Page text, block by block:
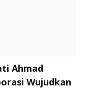
Ahmad
Wujudkan